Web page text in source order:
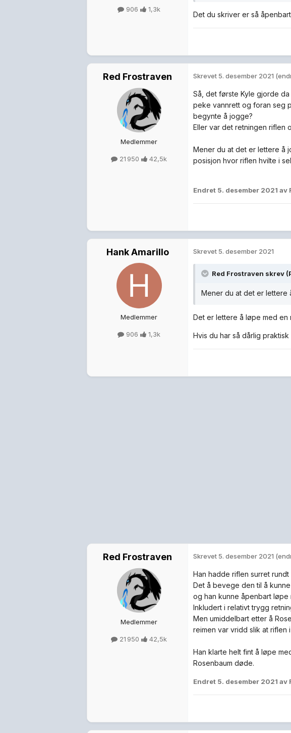
906 1,3k
Det du skriver er så
Red Frostraven
Medlemmer
21 950 42,5k
Skrevet 5. desember 2021
Så, det første Kyle gjorde
peke vannrett og foran seg
begynte å jogge?
Eller var det retningen riflen
Mener du at det er lettere å
posisjon hvor riflen hvilte i
Endret 5. desember 2021 av
Hank Amarillo
Medlemmer
906 1,3k
Skrevet 5. desember 2021
Red Frostraven skrev
Mener du at det er lettere
Det er lettere å løpe med en
Hvis du har så dårlig
Red Frostraven
Medlemmer
21 950 42,5k
Skrevet 5. desember 2021
Han hadde riflen surret
Det å bevege den til å
og han kunne åpenbart løpe
Inkludert i relativt trygg
Men umiddelbart etter å
reimen var vridd slik at riflen
Han klarte helt fint å løpe
Rosenbaum døde.
Endret 5. desember 2021 av